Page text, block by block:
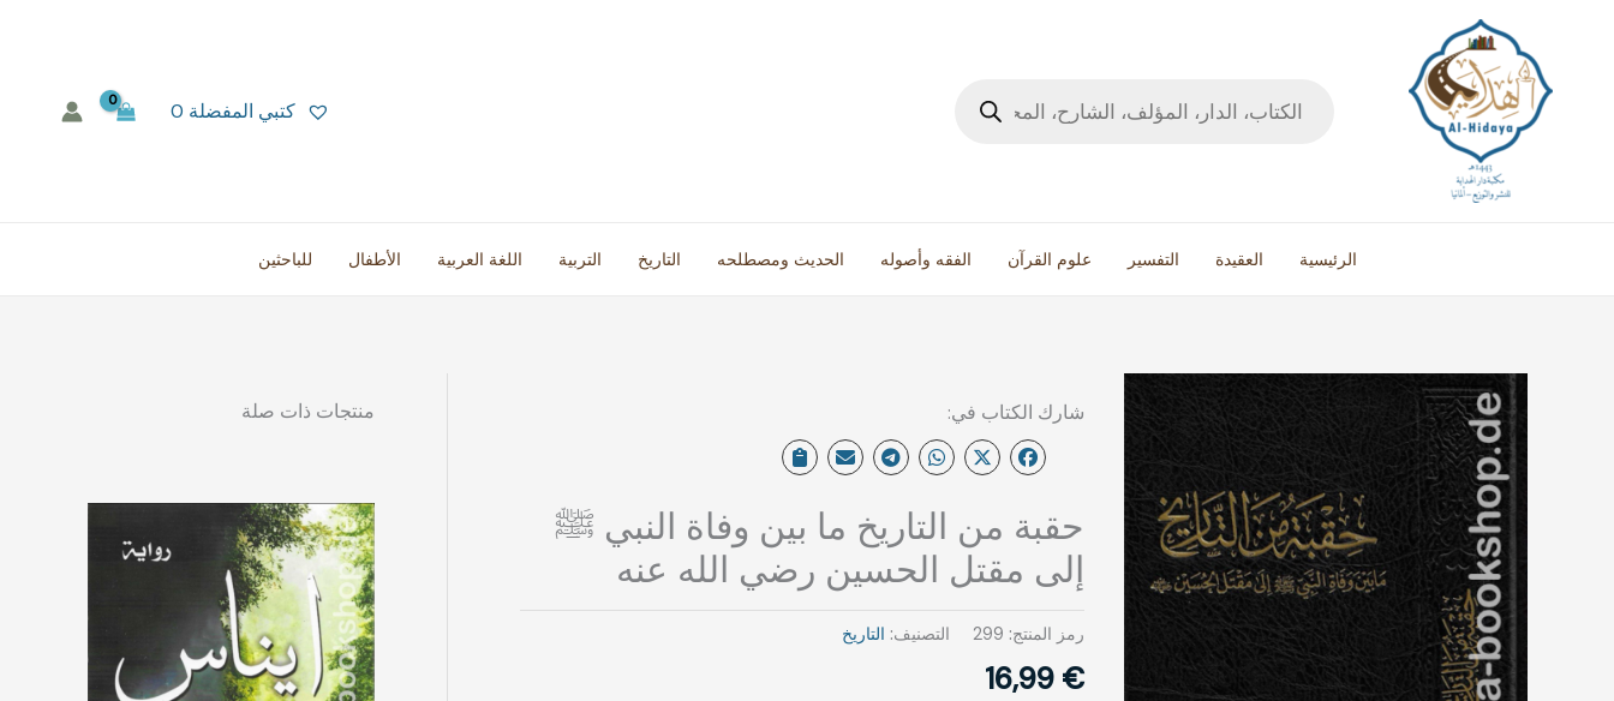
كتبي المفضلة 0
الرئيسية العقيدة التفسير علوم القرآن الفقه وأصوله الحديث ومصطلحه التاريخ التربية اللغة العربية الأطفال للباحثين
حقبة من التاريخ ما بين وفاة النبي ﷺ
إلى مقتل الحسين رضي الله عنه
رمز المنتج: 299 التصنيف: التاريخ
16,99 €
منتجات ذات صلة